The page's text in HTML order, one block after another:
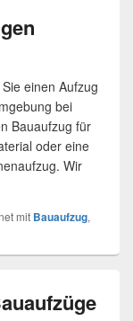
einen Aufzug
bei
Bauaufzug für
oder eine
Wir
mit Bauaufzug,